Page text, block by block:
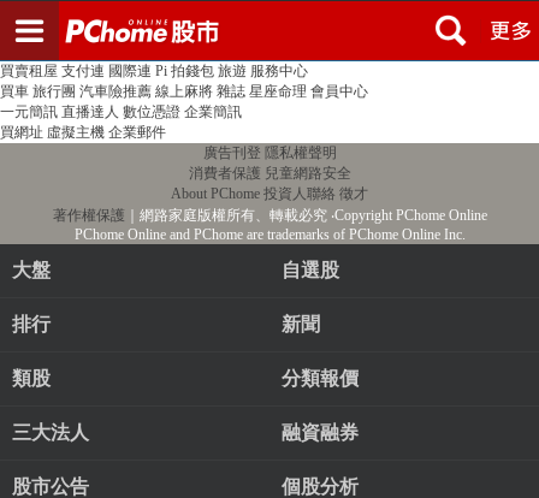
PChome首頁 線上購物 24h購物 書店
買賣租屋 支付連 國際連 Pi 拍錢包 旅遊 服務中心
買車 旅行團 汽車險推薦 線上麻將 雜誌 星座命理 會員中心
一元簡訊 直播達人 數位憑證 企業簡訊
買網址 虛擬主機 企業郵件
廣告刊登 隱私權聲明
消費者保護 兒童網路安全
About PChome 投資人聯絡 徵才
著作權保護 ｜網路家庭版權所有、轉載必究‧Copyright PChome Online
PChome Online and PChome are trademarks of PChome Online Inc.
大盤 自選股
排行 新聞
類股 分類報價
三大法人 融資融券
股市公告 個股分析